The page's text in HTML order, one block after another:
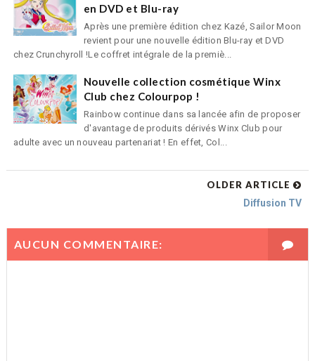
en DVD et Blu-ray
Après une première édition chez Kazé, Sailor Moon
revient pour une nouvelle édition Blu-ray et DVD
chez Crunchyroll !Le coffret intégrale de la premiè...
Nouvelle collection cosmétique Winx
Club chez Colourpop !
Rainbow continue dans sa lancée afin de proposer
d'avantage de produits dérivés Winx Club pour
adulte avec un nouveau partenariat ! En effet, Col...
OLDER ARTICLE
Diffusion TV
AUCUN COMMENTAIRE: